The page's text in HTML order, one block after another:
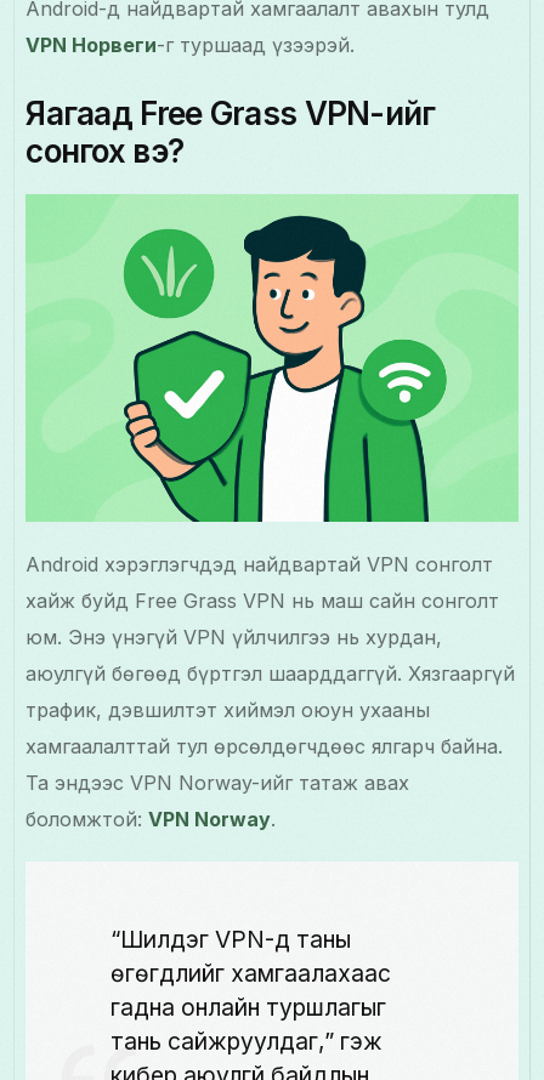
Android-д найдвартай хамгаалалт авахын тулд
VPN Норвеги-г туршаад үзээрэй.
Яагаад Free Grass VPN-ийг
сонгох вэ?
Android хэрэглэгчдэд найдвартай VPN сонголт
хайж буйд Free Grass VPN нь маш сайн сонголт
юм. Энэ үнэгүй VPN үйлчилгээ нь хурдан,
аюулгүй бөгөөд бүртгэл шаарддаггүй. Хязгааргүй
трафик, дэвшилтэт хиймэл оюун ухааны
хамгаалалттай тул өрсөлдөгчдөөс ялгарч байна.
Та эндээс VPN Norway-ийг татаж авах
боломжтой:VPN Norway.
“Шилдэг VPN-үүд таны
өгөгдлийг хамгаалахаас
гадна онлайн туршлагыг
тань сайжруулдаг,” гэж